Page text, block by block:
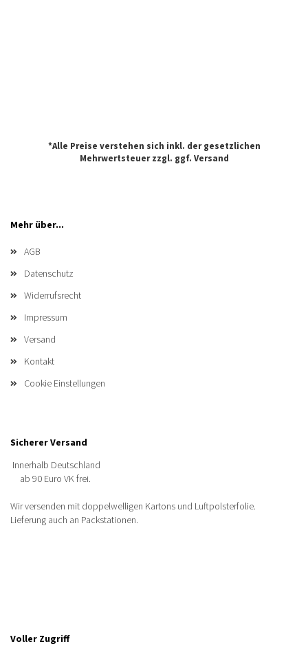
*Alle Preise verstehen sich inkl. der gesetzlichen
Mehrwertsteuer zzgl. ggf. Versand
Mehr über...
AGB
Datenschutz
Widerrufsrecht
Impressum
Versand
Kontakt
Cookie Einstellungen
Sicherer Versand
Innerhalb Deutschland
ab 90 Euro VK frei.
Wir versenden mit doppelwelligen Kartons und Luftpolsterfolie.
Lieferung auch an Packstationen.
Voller Zugriff